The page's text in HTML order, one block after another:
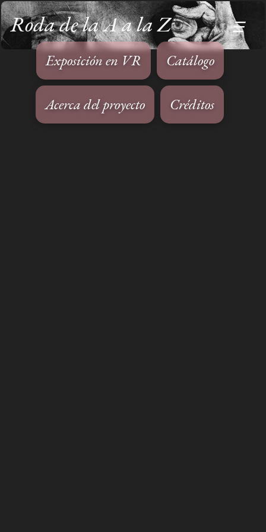
Roda de la A a la Z
☰
Exposición en VR
Catálogo
Acerca del proyecto Créditos